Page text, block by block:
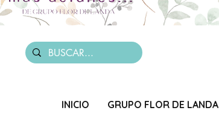
INICIO GRUPO FLOR DE LANDA